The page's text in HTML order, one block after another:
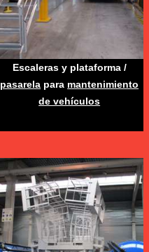
Escaleras y plataforma /
pasarela para mantenimiento
de vehículos